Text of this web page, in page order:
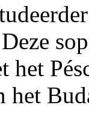
het
het